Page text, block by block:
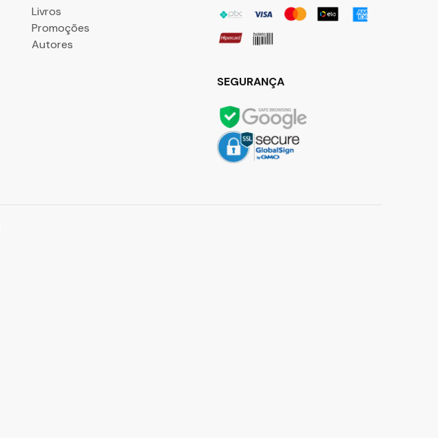
Livros
Promoções
Autores
SEGURANÇA